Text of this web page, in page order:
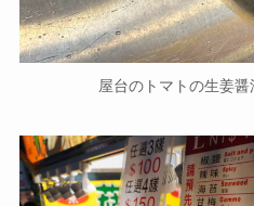
屋台のトマトの生姜